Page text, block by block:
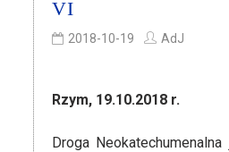
VI
2018-10-19 AdJ
Rzym, 19.10.2018 r.
Droga